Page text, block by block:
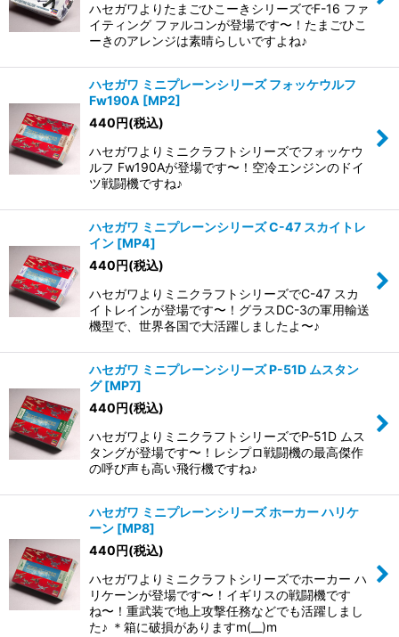
ハセガワよりたまごひこーきシリーズでF-16 ファ
イティング ファルコンが登場です〜！たまごひこ
ーきのアレンジは素晴らしいですよね♪
ハセガワ ミニプレーンシリーズ フォッケウルフ
Fw190A [MP2]
440円(税込)
ハセガワよりミニクラフトシリーズでフォッケウ
ルフ Fw190Aが登場です〜！空冷エンジンのドイ
ツ戦闘機ですね♪
ハセガワ ミニプレーンシリーズ C-47 スカイトレ
イン [MP4]
440円(税込)
ハセガワよりミニクラフトシリーズでC-47 スカ
イトレインが登場です〜！グラスDC-3の軍用輸送
機型で、世界各国で大活躍しましたよ〜♪
ハセガワ ミニプレーンシリーズ P-51D ムスタン
グ [MP7]
440円(税込)
ハセガワよりミニクラフトシリーズでP-51D ムス
タングが登場です〜！レシプロ戦闘機の最高傑作
の呼び声も高い飛行機ですね♪
ハセガワ ミニプレーンシリーズ ホーカー ハリケ
ーン [MP8]
440円(税込)
ハセガワよりミニクラフトシリーズでホーカー ハ
リケーンが登場です〜！イギリスの戦闘機です
ね〜！重武装で地上攻撃任務などでも活躍しまし
た♪ ＊箱に破損がありますm(__)m